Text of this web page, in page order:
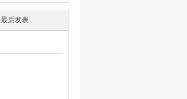
最后发表